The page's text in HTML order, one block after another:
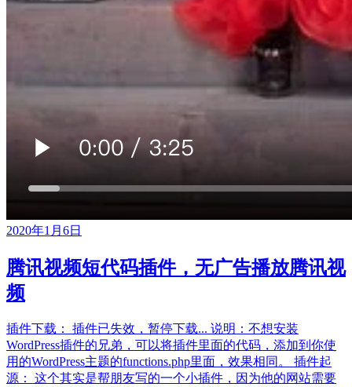
2020年1月6日
腾讯视频短代码插件，无广告播放腾讯视
频
插件下载： 插件已失效，暂停下载... 说明：不想安装
WordPress插件的兄弟，可以将插件里面的代码，添加到你使
用的WordPress主题的functions.php里面，效果相同。 插件起
源： 这个其实是帮朋友写的一个小插件，因为他的网站需要